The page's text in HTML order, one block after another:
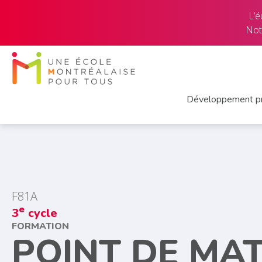
Développement
F81A
3e cycle
FORMATION